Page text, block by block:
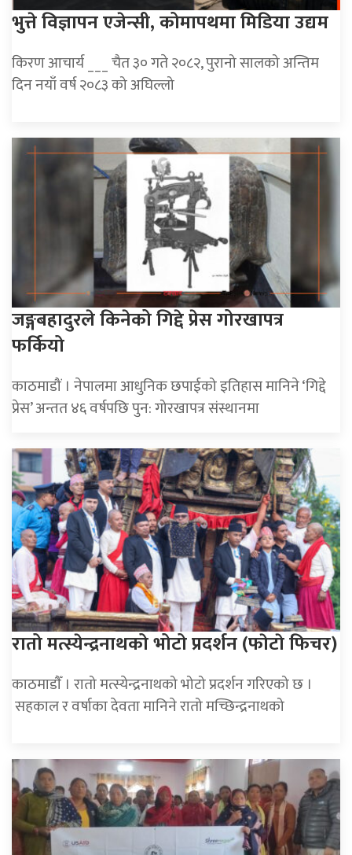
भुत्ते विज्ञापन एजेन्सी, कोमापथमा मिडिया उद्यम
किरण आचार्य ___ चैत ३० गते २०८२, पुरानो सालको अन्तिम
दिन नयाँ वर्ष २०८३ को अघिल्लो
जङ्गबहादुरले किनेको गिद्दे प्रेस गोरखापत्र
फर्कियो
काठमाडौं । नेपालमा आधुनिक छपाईको इतिहास मानिने ‘गिद्दे
प्रेस’ अन्तत ४६ वर्षपछि पुन: गोरखापत्र संस्थानमा
रातो मत्स्येन्द्रनाथको भोटो प्रदर्शन (फाेटाे फिचर)
काठमाडाैँ । रातो मत्स्येन्द्रनाथको भोटो प्रदर्शन गरिएको छ ।
सहकाल र वर्षाका देवता मानिने रातो मच्छिन्द्रनाथको